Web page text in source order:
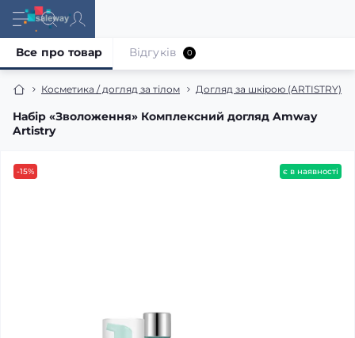
Косметика / догляд за тілом Догляд за шкірою (ARTISTRY)
Набір «Зволоження» Комплексний догляд Amway
Artistry
Все про товар Відгуків 0
-15% є в наявності